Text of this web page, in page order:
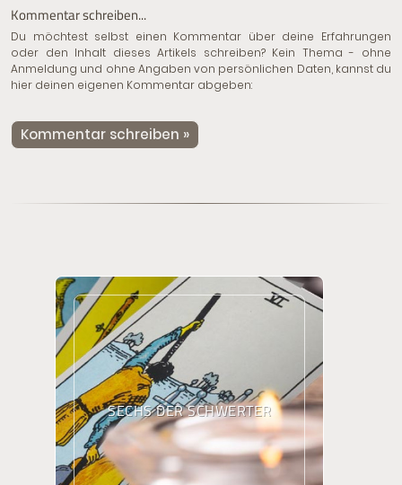
Kommentar schreiben...
Du möchtest selbst einen Kommentar über deine Erfahrungen
oder den Inhalt dieses Artikels schreiben? Kein Thema - ohne
Anmeldung und ohne Angaben von persönlichen Daten, kannst du
hier deinen eigenen Kommentar abgeben:
Kommentar schreiben »
SECHS DER SCHWERTER